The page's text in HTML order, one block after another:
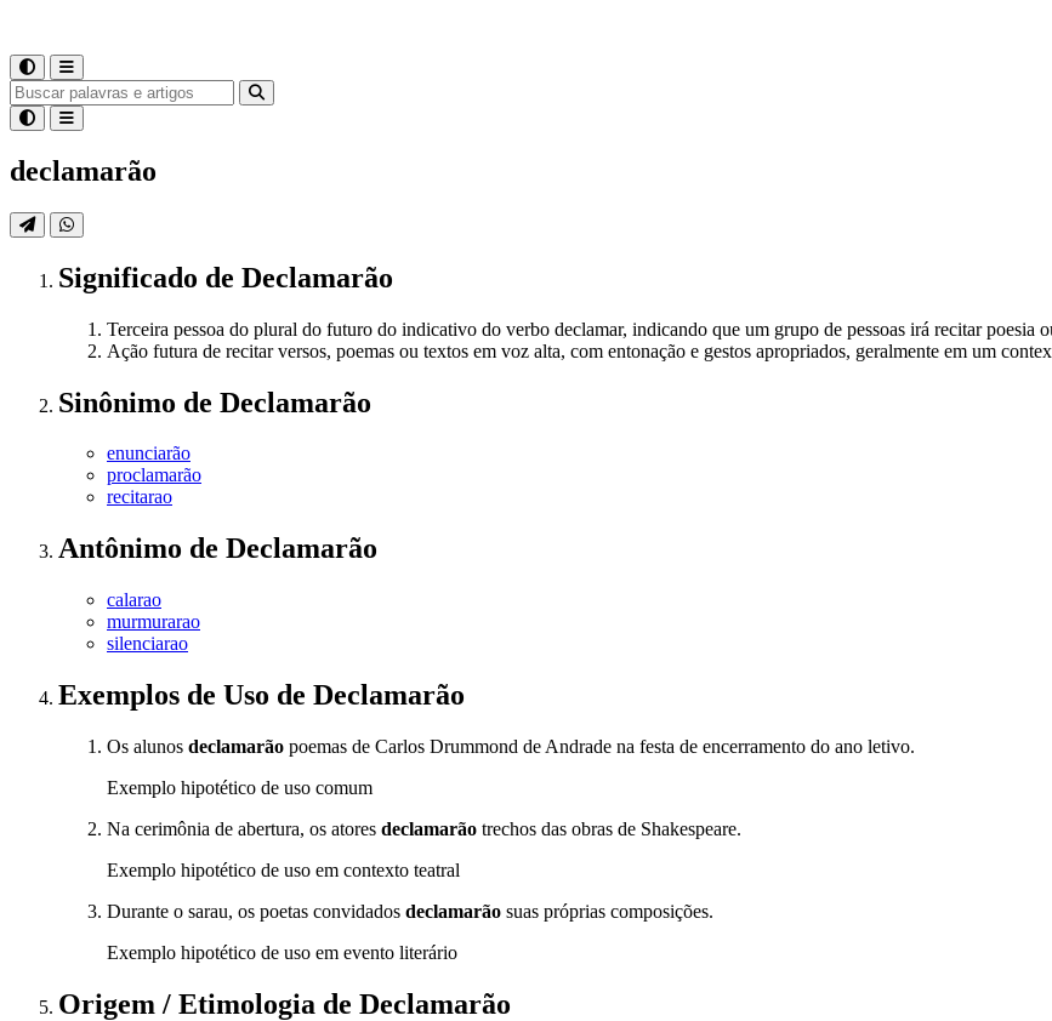
declamarão
Significado de Declamarão
Terceira pessoa do plural do futuro do indicativo do verbo declamar, indicando que um grupo de pessoas irá recitar poesia
Ação futura de recitar versos, poemas ou textos em voz alta, com entonação e gestos apropriados, geralmente em um
Sinônimo de Declamarão
enunciarão
proclamarão
recitarao
Antônimo de Declamarão
calarao
murmurarao
silenciarao
Exemplos de Uso de Declamarão
Os alunos declamarão poemas de Carlos Drummond de Andrade na festa de encerramento do ano letivo.
Exemplo hipotético de uso comum
Na cerimônia de abertura, os atores declamarão trechos das obras de Shakespeare.
Exemplo hipotético de uso em contexto teatral
Durante o sarau, os poetas convidados declamarão suas próprias composições.
Exemplo hipotético de uso em evento literário
Origem / Etimologia de Declamarão